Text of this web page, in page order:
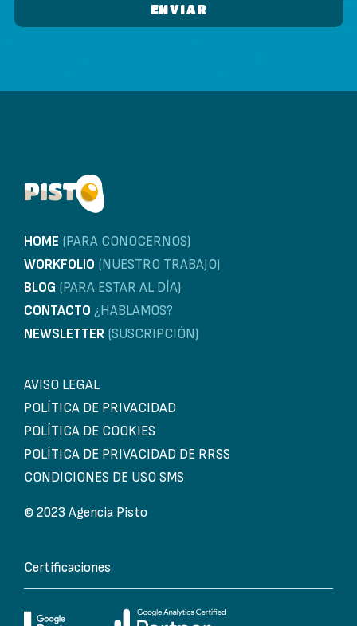
HOME (PARA CONOCERNOS)
WORKFOLIO (NUESTRO TRABAJO)
BLOG (PARA ESTAR AL DÍA)
CONTACTO ¿HABLAMOS?
NEWSLETTER (SUSCRIPCIÓN)
AVISO LEGAL
POLÍTICA DE PRIVACIDAD
POLÍTICA DE COOKIES
POLÍTICA DE PRIVACIDAD DE RRSS
CONDICIONES DE USO SMS
© 2023 Agencia Pisto
Certificaciones